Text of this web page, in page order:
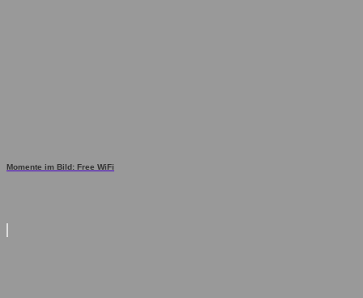
Momente im Bild: Free WiFi